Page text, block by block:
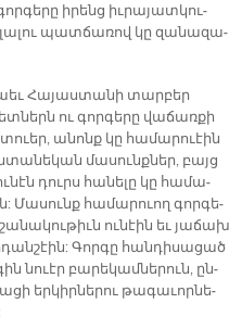
ի­րենց իւ­րա­յատ­կու­
պատ­ճա­ռով կը զա­նա­զա­
Հա­յաս­տա­նի տար­բեր
ու գոր­գե­րը վա­ճառ­քի
ա­նոնք կը հա­մա­րուէին
մա­սունք­ներ, բայց
դուրս հա­նե­լը կը հա­մա­
Մա­սունք հա­մա­րուող գոր­գե­
ու­նէին եւ յա­ճախ
Գոր­գը հան­դի­սա­ցած
նուէր բա­րե­կամ­նե­րուն, ըն­
եր­կիր­նե­րու թա­գա­ւոր­նե­